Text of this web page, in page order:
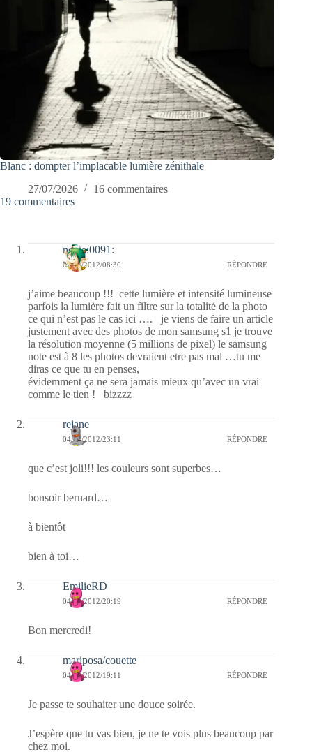
Blanc : dompter l’implacable lumière zénithale
27/07/2026
16 commentaires
19 commentaires
nessa:0091:
07/04/2012/08:30 RÉPONDRE
j’aime beaucoup !!! cette lumière et intensité lumineuse
parfois la lumière fait un filtre sur la totalité de la photo
ce qui n’est pas le cas ici …. je viens de faire un article
justement avec des photos de mon samsung s1 je trouve
la résolution moyenne (5 millions de pixel) le samsung
note est à 8 les photos devraient etre pas mal …tu me
diras ce que tu en penses,
évidemment ça ne sera jamais mieux qu’avec un vrai
comme le tien ! bizzzz
rejane
04/04/2012/23:11 RÉPONDRE
que c’est joli!!! les couleurs sont superbes…
bonsoir bernard…
à bientôt
bien à toi…
EmilieRD
04/04/2012/20:19 RÉPONDRE
Bon mercredi!
mariposa/couette
04/04/2012/19:11 RÉPONDRE
Je passe te souhaiter une douce soirée.
J’espère que tu vas bien, je ne te vois plus beaucoup par
chez moi.